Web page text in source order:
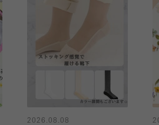
2026.08.08